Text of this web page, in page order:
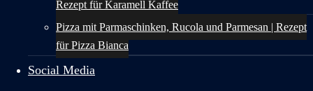
Rezept für Karamell Kaffee
Pizza mit Parmaschinken, Rucola und Parmesan | Rezept
für Pizza Bianca
Social Media